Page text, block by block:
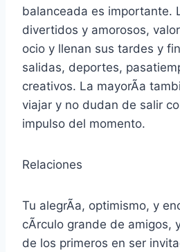
balanceada es importante.
divertidos y amorosos,
ocio y llenan sus tardes y
salidas, deportes,
creativos. La mayorÃ­a
viajar y no dudan de salir
impulso del momento.
Relaciones
Tu alegrÃ­a, optimismo, y
cÃ­rculo grande de amigos,
de los primeros en ser